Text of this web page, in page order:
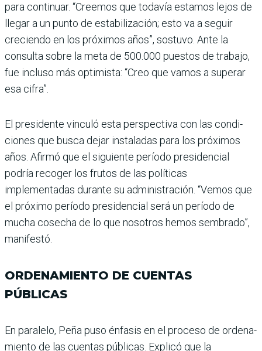
para continuar. “Creemos que todavía estamos lejos de
llegar a un punto de esta­bilización; esto va a seguir
creciendo en los próxi­mos años”, sostuvo. Ante la
consulta sobre la meta de 500.000 puestos de trabajo,
fue incluso más optimista: “Creo que vamos a superar
esa cifra”.
El presidente vinculó esta perspectiva con las condi­
ciones que busca dejar ins­taladas para los próximos
años. Afirmó que el siguiente período presidencial
podría recoger los frutos de las polí­ticas
implementadas durante su administración. “Vemos que
el próximo período pre­sidencial será un período de
mucha cosecha de lo que nosotros hemos sembrado”,
manifestó.
ORDENAMIENTO DE CUENTAS
PÚBLICAS
En paralelo, Peña puso énfa­sis en el proceso de ordena­
miento de las cuentas públi­cas. Explicó que la